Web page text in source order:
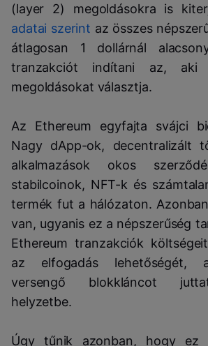
(layer 2) megoldásokra is
adatai szerint az összes
átlagosan 1 dollárnál
tranzakciót indítani az,
megoldásokat választja.
Az Ethereum egyfajta svájci
Nagy dApp-ok, decentralizált
alkalmazások okos
stabilcoinok, NFT-k és
termék fut a hálózaton.
van, ugyanis ez a népszerűség
Ethereum tranzakciók
az elfogadás lehetőségét,
versengő blokkláncot
helyzetbe.
Úgy tűnik azonban, hogy